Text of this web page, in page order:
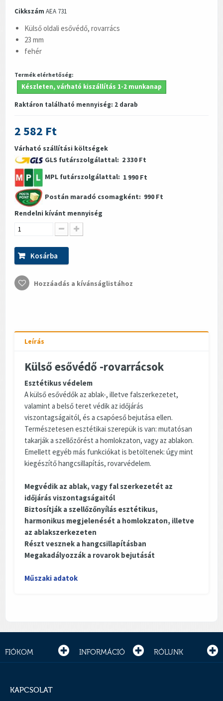
Cikkszám AEA 731
Külső oldali esővédő, rovarrács
23 mm
fehér
Termék elérhetőség:
Készleten, várható kiszállítás 1-2 munkanap
Raktáron található mennyiség: 2 darab
2 582 Ft
Várható szállítási költségek
GLS futárszolgálattal: 2 330 Ft
MPL futárszolgálattal: 1 990 Ft
Postán maradó csomagként: 990 Ft
Rendelni kívánt mennyiség
Kosárba
Hozzáadás a kívánságlistához
Leírás
Külső esővédő -rovarrácsok
Esztétikus védelem
A külső esővédők az ablak-, illetve falszerkezetet,
valamint a belső teret védik az időjárás
viszontagságaitól, és a csapóeső bejutása ellen.
Természetesen esztétikai szerepük is van: mutatósan
takarják a szellőzőrést a homlokzaton, vagy az ablakon.
Emellett egyéb más funkciókat is betöltenek: úgy mint
kiegészítő hangcsillapítás, rovarvédelem.
Megvédik az ablak, vagy fal szerkezetét az
időjárás viszontagságaitól
Biztosítják a szellőzőnyílás esztétikus,
harmonikus megjelenését a homlokzaton, illetve
az ablakszerkezeten
Részt vesznek a hangcsillapításban
Megakadályozzák a rovarok bejutását
Műszaki adatok
FIÓKOM INFORMÁCIÓ RÓLUNK
KAPCSOLAT